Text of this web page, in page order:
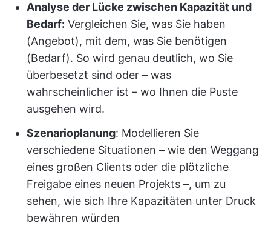
Analyse der Lücke zwischen Kapazität und
Bedarf: Vergleichen Sie, was Sie haben
(Angebot), mit dem, was Sie benötigen
(Bedarf). So wird genau deutlich, wo Sie
überbesetzt sind oder – was
wahrscheinlicher ist – wo Ihnen die Puste
ausgehen wird.
Szenarioplanung: Modellieren Sie
verschiedene Situationen – wie den Weggang
eines großen Clients oder die plötzliche
Freigabe eines neuen Projekts –, um zu
sehen, wie sich Ihre Kapazitäten unter Druck
bewähren würden